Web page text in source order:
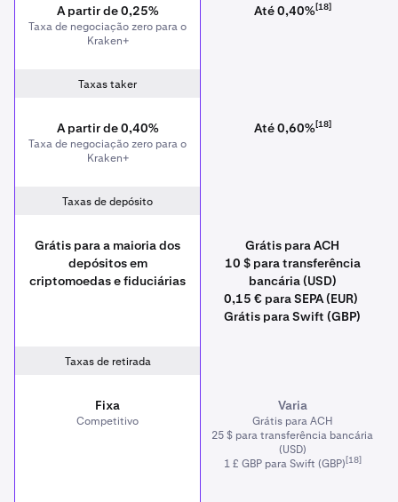
A partir de 0,25%
Taxa de negociação zero para o
Kraken+
Até 0,40%[18]
Taxas taker
A partir de 0,40%
Taxa de negociação zero para o
Kraken+
Até 0,60%[18]
Taxas de depósito
Grátis para a maioria dos
depósitos em
criptomoedas e fiduciárias
Grátis para ACH
10 $ para transferência
bancária (USD)
0,15 € para SEPA (EUR)
Grátis para Swift (GBP)
Taxas de retirada
Fixa
Competitivo
Varia
Grátis para ACH
25 $ para transferência bancária
(USD)
1 £ GBP para Swift (GBP) [18]